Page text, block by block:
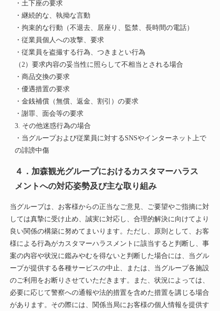
・土下座の要求
・継続的な、執拗な言動
・拘束的な行動（不退去、居座り、監禁、長時間の電話）
・従業員個人への攻撃、要求
・従業員を盗撮する行為、つきまとい行為
（2）要求内容の妥当性に照らして不相当とされる場合
・商品交換の要求
・優遇措置の要求
・金銭補償（無償、返金、割引）の要求
・謝罪、面会等の要求
3. その他迷惑行為の場合
・当グループおよび従業員に対するSNSやインターネット上で
の誹謗中傷
４．加森観光グループにおけるカスタマーハラス
メントへの対応姿勢及び主な取り組み
当グループは、お客様からの正当なご意見、ご要望やご指摘に対
しては真摯に受け止め、誠実に対応し、合理的解決に向けてより
良い関係の構築に努めてまいります。ただし、原則として、お客
様による行為がカスタマーハラスメントに該当すると判断し、事
案の内容や状況に鑑みやむを得ないと判断した場合には、当グル
ープが提供する各種サービスの中止、または、当グループ各施設
のご利用をお断りさせていただきます。また、状況によっては、
必要に応じて警察への通報や法的措置を含めた措置を講じる場合
があります。その際には、関係当局にお客様の個人情報を提供す